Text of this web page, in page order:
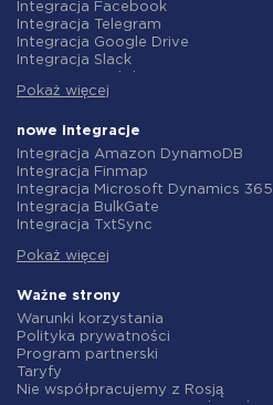
Integracja Facebook
Integracja Telegram
Integracja Google Drive
Integracja Slack
Integracja Gmail
Integracja ClickUp
Integracja Airtable
Integracja Google Contacts
Integracja OpenAI (ChatGPT)
Integracja Instagram
Integracja ActiveCampaign
Integracja Salesforce CRM
Integracja Notion
Integracja AWeber
Integracja Asana
Integracja ZOHO CRM
Integracja Webhooks
Integracja GetResponse
Pokaż więcej
nowe integracje
Integracja Amazon DynamoDB
Integracja Finmap
Integracja Microsoft Dynamics 365
Integracja BulkGate
Integracja TxtSync
Integracja Corezoid
Integracja Instasent
Integracja AtomPark
Integracja TXTImpact
Integracja Campaign Monitor
Integracja CM.com
Integracja D7 Networks
Pokaż więcej
Ważne strony
Warunki korzystania
Polityka prywatności
Program partnerski
Taryfy
Nie współpracujemy z Rosją